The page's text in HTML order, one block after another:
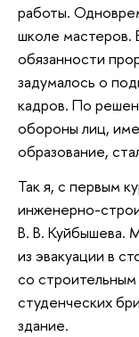
работы.
школе мастеров.
обязанности
задумалось о
кадров. По
обороны лиц,
образование,
Так я, с первым
инженерно-
В. В. Куйбышева.
из эвакуации в
со
студенческих
здание.